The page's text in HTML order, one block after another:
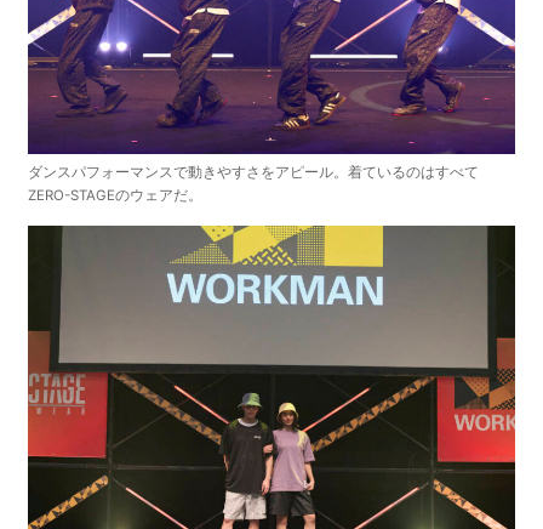
ダンスパフォーマンスで動きやすさをアピール。着ているのはすべて
ZERO-STAGEのウェアだ。